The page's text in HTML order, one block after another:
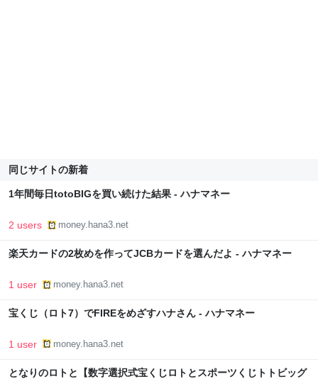
同じサイトの新着
1年間毎日totoBIGを買い続けた結果 - ハナマネー
2 users money.hana3.net
楽天カードの2枚めを作ってJCBカードを選んだよ - ハナマネー
1 user money.hana3.net
宝くじ（ロト7）でFIREをめざすハナさん - ハナマネー
1 user money.hana3.net
となりのロトと【数字選択式宝くじロトとスポーツくじトトビッグ